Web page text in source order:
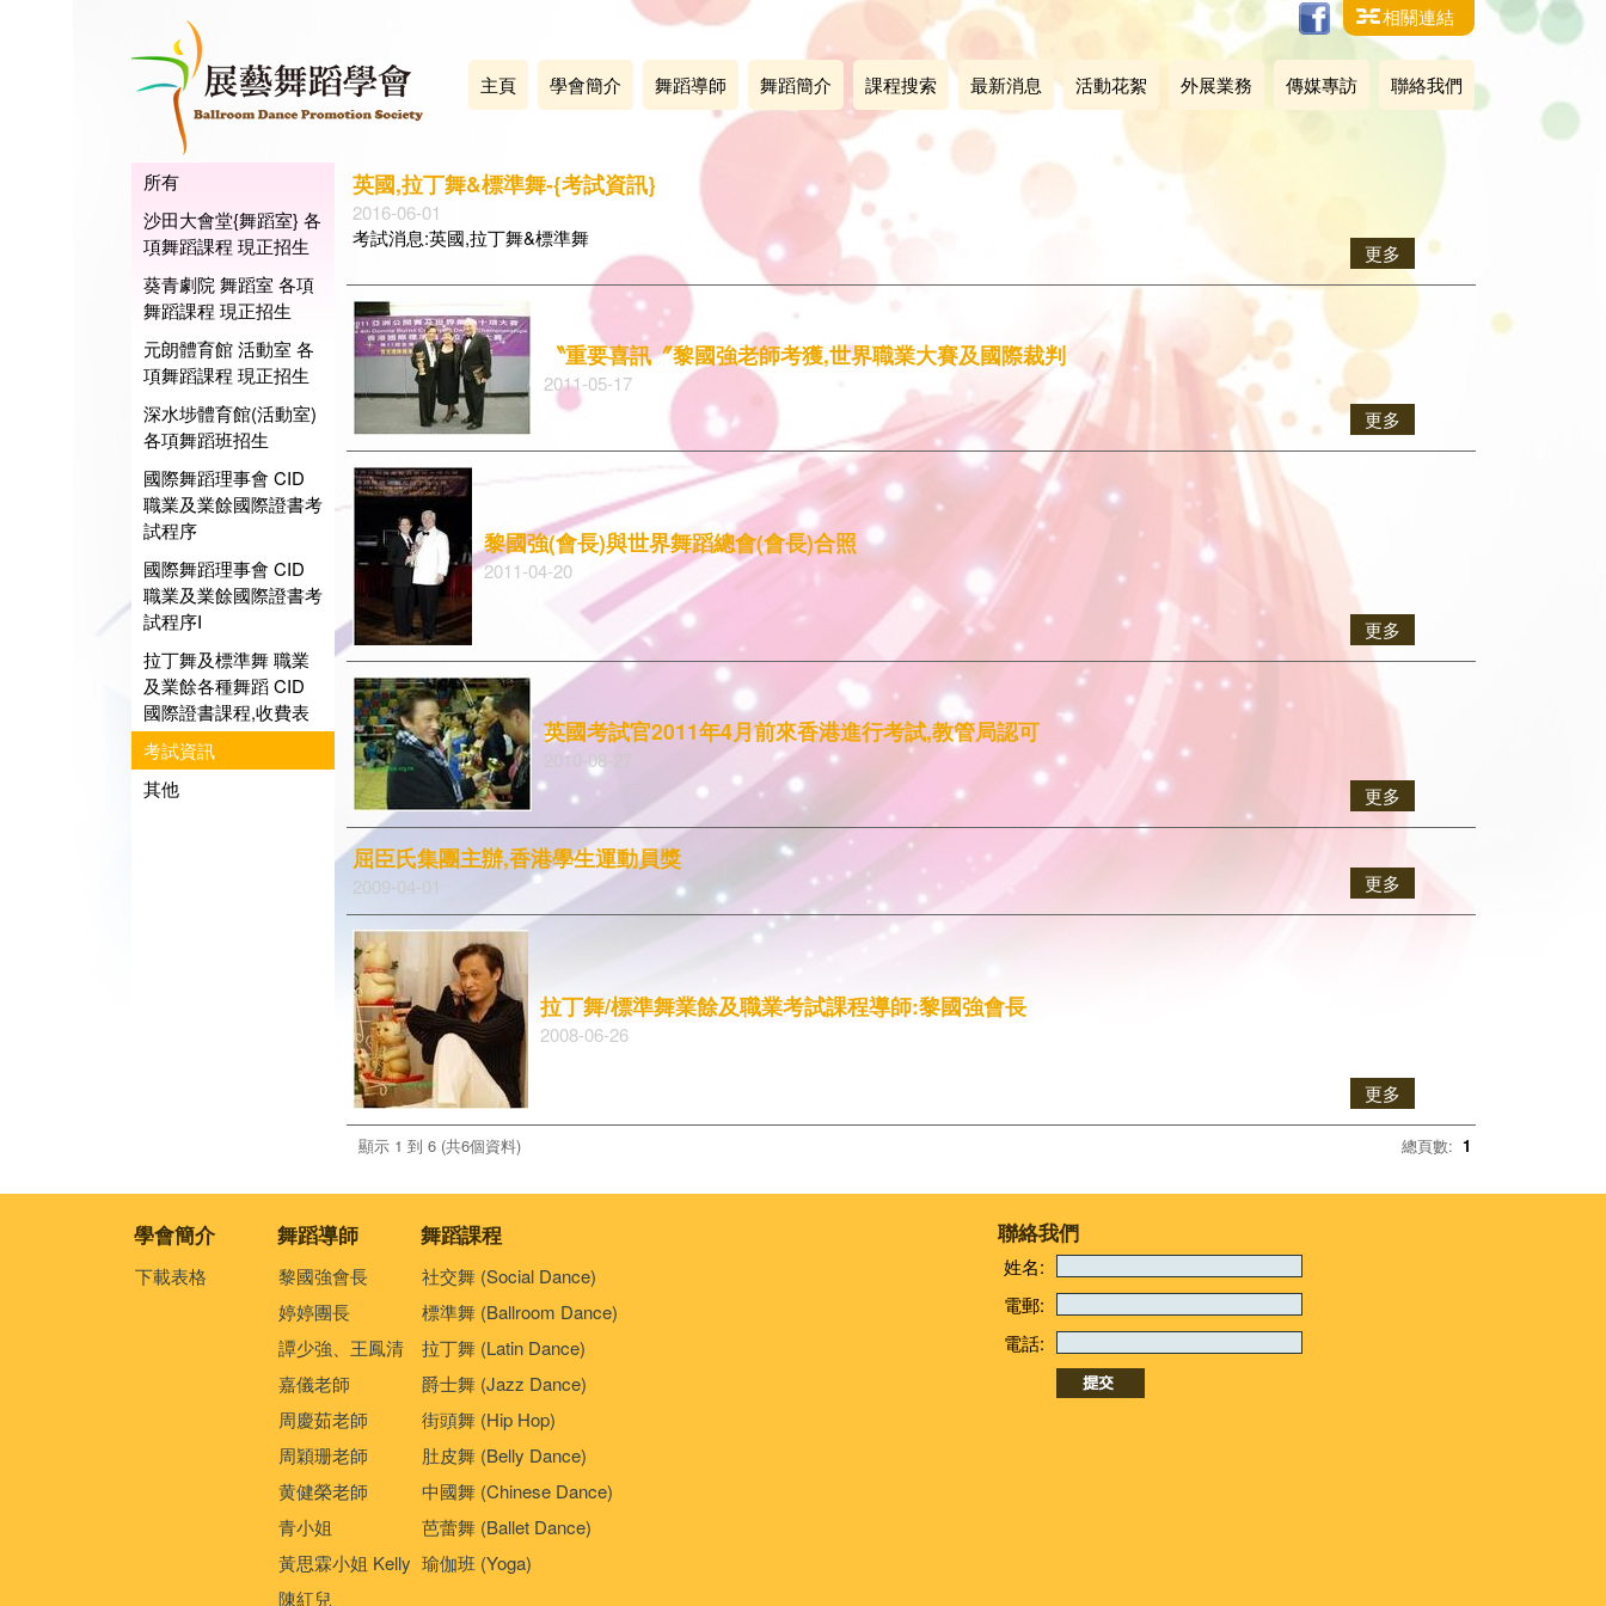
相關連結
主頁 學會簡介 舞蹈導師 舞蹈簡介 課程搜索 最新消息 活動花絮 外展業務 傳媒專訪 聯絡我們
所有
沙田大會堂{舞蹈室} 各
項舞蹈課程 現正招生
葵青劇院 舞蹈室 各項
舞蹈課程 現正招生
元朗體育館 活動室 各
項舞蹈課程 現正招生
深水埗體育館(活動室)
各項舞蹈班招生
國際舞蹈理事會 CID
職業及業餘國際證書考
試程序
國際舞蹈理事會 CID
職業及業餘國際證書考
試程序I
拉丁舞及標準舞 職業
及業餘各種舞蹈 CID
國際證書課程,收費表
考試資訊
其他
英國,拉丁舞&標準舞-{考試資訊}
2016-06-01
考試消息:英國,拉丁舞&標準舞
更多
〝重要喜訊〞黎國強老師考獲,世界職業大賽及國際裁判
2011-05-17
更多
黎國強(會長)與世界舞蹈總會(會長)合照
2011-04-20
更多
英國考試官2011年4月前來香港進行考試,教管局認可
2010-08-27
更多
屈臣氏集團主辦,香港學生運動員獎
2009-04-01 更多
拉丁舞/標準舞業餘及職業考試課程導師:黎國強會長
2008-06-26
更多
顯示 1 到 6 (共6個資料) 總頁數: 1
學會簡介 舞蹈導師 舞蹈課程
下載表格
黎國強會長
婷婷團長
譚少強、王鳳清
嘉儀老師
周慶茹老師
周穎珊老師
黄健榮老師
青小姐
黃思霖小姐 Kelly
陳紅兒
社交舞 (Social Dance)
標準舞 (Ballroom Dance)
拉丁舞 (Latin Dance)
爵士舞 (Jazz Dance)
街頭舞 (Hip Hop)
肚皮舞 (Belly Dance)
中國舞 (Chinese Dance)
芭蕾舞 (Ballet Dance)
瑜伽班 (Yoga)
聯絡我們
姓名:
電郵:
電話: